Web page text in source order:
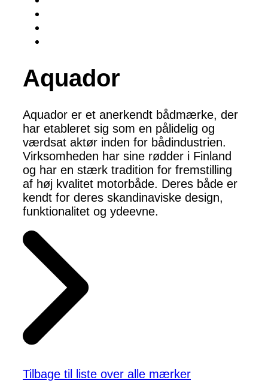
Aquador
Aquador er et anerkendt bådmærke, der
har etableret sig som en pålidelig og
værdsat aktør inden for bådindustrien.
Virksomheden har sine rødder i Finland
og har en stærk tradition for fremstilling
af høj kvalitet motorbåde. Deres både er
kendt for deres skandinaviske design,
funktionalitet og ydeevne.
Tilbage til liste over alle mærker